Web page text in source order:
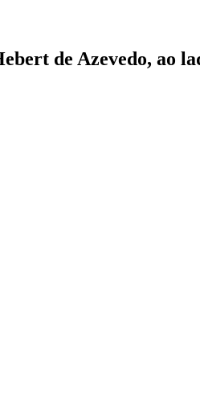
de Azevedo, ao